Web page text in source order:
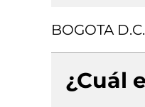
BOGOTA D.C.
¿Cuál